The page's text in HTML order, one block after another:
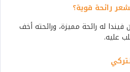
رائحة قوية؟
فيندا له رائحة مميزة، ورائحته أخف
عليه.